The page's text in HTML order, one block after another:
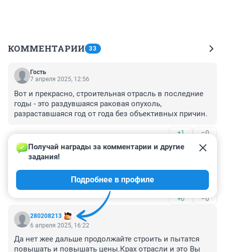
КОММЕНТАРИИ 33
Гость
7 апреля 2025, 12:56
Вот и прекрасно, строительная отрасль в последние
годы - это раздувшаяся раковая опухоль,
разраставшаяся год от года без объективных причин.
+1 –0
Гость
6 апреля 2025, 22:38
а если до 20 тыс р понизить зп строителям , что
+0 –0
280208213
Получай награды за комментарии и другие
задания!
Подробнее в профиле
6 апреля 2025, 16:22
Да нет жее дальше продолжайте строить и пытатся
повышать и повышать цены.Крах отрасли и это Вы